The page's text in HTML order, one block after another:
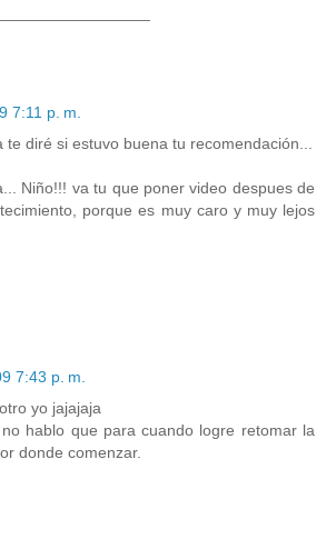
7:11 p. m.
te diré si estuvo buena tu recomendación...
Niño!!! va tu que poner video despues de
porque es muy caro y muy lejos
7:43 p. m.
yo jajajaja
hablo que para cuando logre retomar la
donde comenzar.